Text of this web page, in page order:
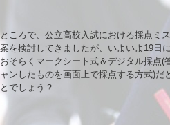
ところで、公立高校入試における採点ミ
案を検討してきましたが、いよいよ19日
おそらくマークシート式＆デジタル採点(
ャンしたものを画面上で採点する方式)だ
とでしょう？